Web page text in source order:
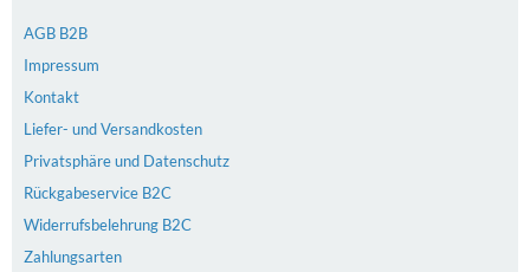
AGB B2B
Impressum
Kontakt
Liefer- und Versandkosten
Privatsphäre und Datenschutz
Rückgabeservice B2C
Widerrufsbelehrung B2C
Zahlungsarten